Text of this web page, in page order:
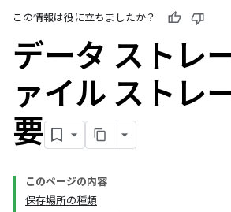
この情報は役に立ちましたか？
データ ストレ
ァイル ストレ
要
このページの内容
保存場所の種類